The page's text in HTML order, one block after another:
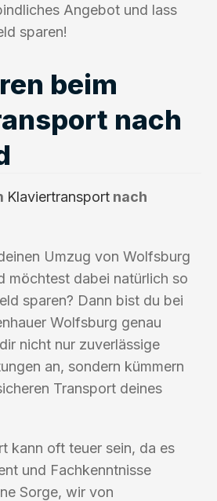
Angebot und lass
sparen!
beim
nach
Klaviertransport nach
Umzug von Wolfsburg
möchtest dabei natürlich so
sparen? Dann bist du bei
Wolfsburg genau
nicht nur zuverlässige
an, sondern kümmern
Transport deines
kann oft teuer sein, da es
und Fachkenntnisse
Sorge, wir von